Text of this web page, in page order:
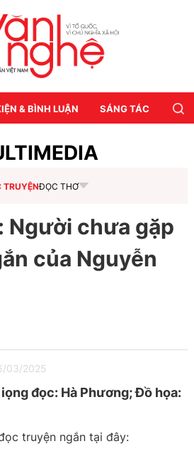
& BÌNH LUẬN SÁNG TÁC
TRUYỆNĐỌC THƠ
chưa gặp
của Nguyễn
03/2025
đọc: Hà Phương; Đồ họa:
truyện ngắn tại đây: